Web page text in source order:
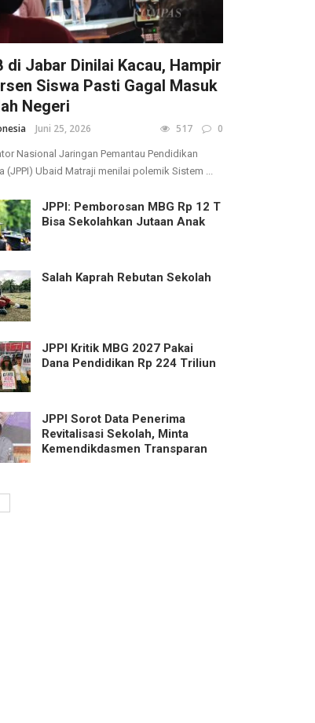
di Jabar Dinilai Kacau, Hampir
Siswa Pasti Gagal Masuk
Negeri
Juni 25, 2026 517 0
Nasional Jaringan Pemantau Pendidikan
(JPPI) Ubaid Matraji menilai polemik Sistem ...
JPPI: Pemborosan MBG Rp 12 T
Bisa Sekolahkan Jutaan Anak
Salah Kaprah Rebutan Sekolah
JPPI Kritik MBG 2027 Pakai
Dana Pendidikan Rp 224 Triliun
JPPI Sorot Data Penerima
Revitalisasi Sekolah, Minta
Kemendikdasmen Transparan